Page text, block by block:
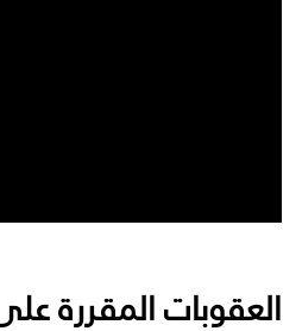
العقوبات المقررة